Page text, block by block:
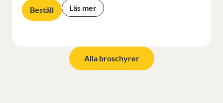
Beställ Läs mer
Alla broschyrer